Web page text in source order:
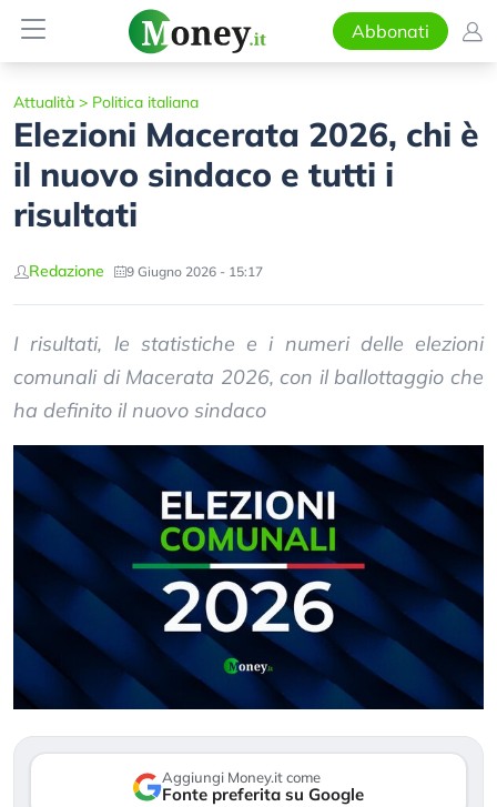
Abbonati
Attualità > Politica italiana
Elezioni Macerata 2026, chi è
il nuovo sindaco e tutti i
risultati
Redazione 9 Giugno 2026 - 15:17
I risultati, le statistiche e i numeri delle elezioni
comunali di Macerata 2026, con il ballottaggio che
ha definito il nuovo sindaco
Aggiungi Money.it come
Fonte preferita su Google